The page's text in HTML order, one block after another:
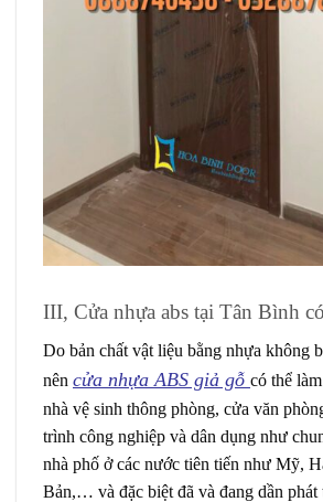
III, Cửa nhựa abs tại Tân Bình
Do bản chất vật liệu bằng nhựa không
nên cửa nhựa ABS giả gỗ có thể
nhà vệ sinh thông phòng, cửa văn
trình công nghiệp và dân dụng như
nhà phố ở các nước tiên tiến như Mỹ,
Bản,… và đặc biệt đã và đang dần phát